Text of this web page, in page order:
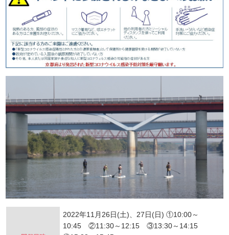
2022年11月26日(土)、27日(日) ①10:00～
10:45 ②11:30～12:15 ③13:30～14:15